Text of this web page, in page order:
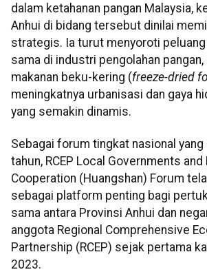
dalam ketahanan pangan Malaysia,
Anhui di bidang tersebut dinilai
strategis. Ia turut menyoroti
sama di industri pengolahan
makanan beku-kering (freeze-dried
meningkatnya urbanisasi dan gaya
yang semakin dinamis.
Sebagai forum tingkat nasional
tahun, RCEP Local Governments
Cooperation (Huangshan) Forum
sebagai platform penting bagi
sama antara Provinsi Anhui dan
anggota Regional Comprehensive
Partnership (RCEP) sejak pertama
2023.